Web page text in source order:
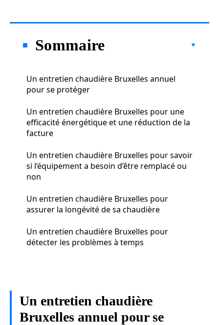
Sommaire
Un entretien chaudière Bruxelles annuel
pour se protéger
Un entretien chaudière Bruxelles pour une
efficacité énergétique et une réduction de la
facture
Un entretien chaudière Bruxelles pour savoir
si l’équipement a besoin d’être remplacé ou
non
Un entretien chaudière Bruxelles pour
assurer la longévité de sa chaudière
Un entretien chaudière Bruxelles pour
détecter les problèmes à temps
Un entretien chaudière
Bruxelles annuel pour se